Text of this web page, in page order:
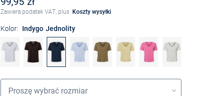
Zawiera podatek VAT, plus Koszty wysyłki
Kolor: Indygo Jednolity
Wybór rozmiaru
Proszę wybrać rozmiar